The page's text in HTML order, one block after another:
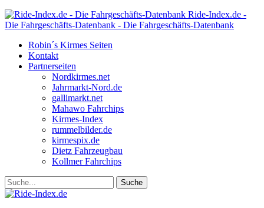
Ride-Index.de -
Die Fahrgeschäfts-Datenbank - Die Fahrgeschäfts-Datenbank
Robin´s Kirmes Seiten
Kontakt
Partnerseiten
Nordkirmes.net
Jahrmarkt-Nord.de
gallimarkt.net
Mahawo Fahrchips
Kirmes-Index
rummelbilder.de
kirmespix.de
Dietz Fahrzeugbau
Kollmer Fahrchips